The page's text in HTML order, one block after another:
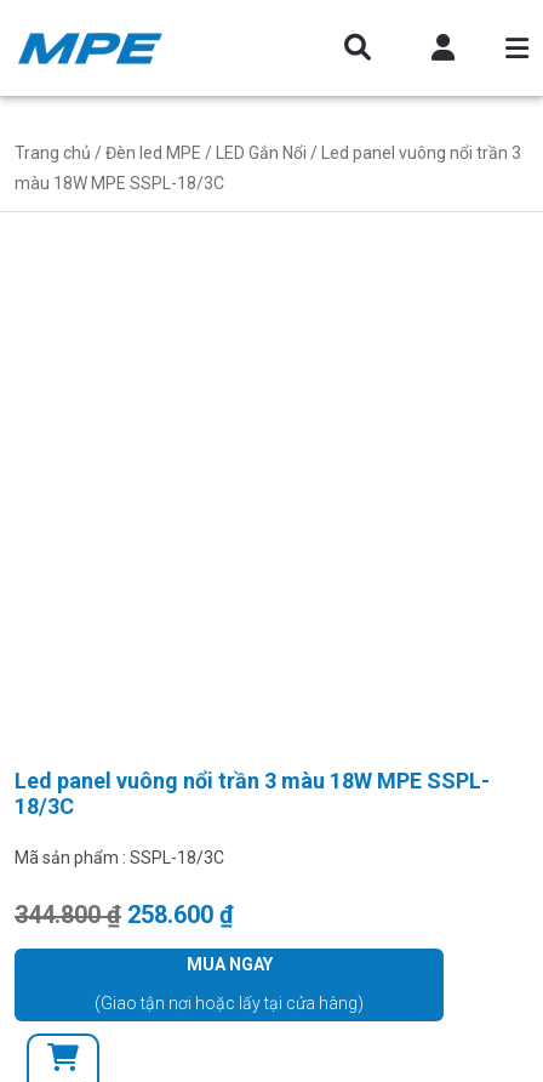
Trang chủ /Đèn led MPE / LED Gắn Nổi / Led panel vuông nổi trần 3
màu 18W MPE SSPL-18/3C
Led panel vuông nổi trần 3 màu 18W MPE SSPL-
18/3C
Mã sản phẩm : SSPL-18/3C
344.800₫ Giá gốc là: 344.800 ₫.
258.600 ₫Giá hiện tại là: 258.600 ₫.
MUA NGAY
(Giao tận nơi hoặc lấy tại cửa hàng)